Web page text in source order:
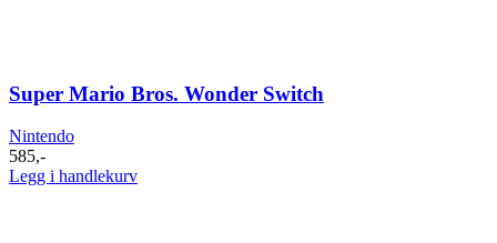
Super Mario Bros. Wonder Switch
Nintendo
585,-
Legg i handlekurv